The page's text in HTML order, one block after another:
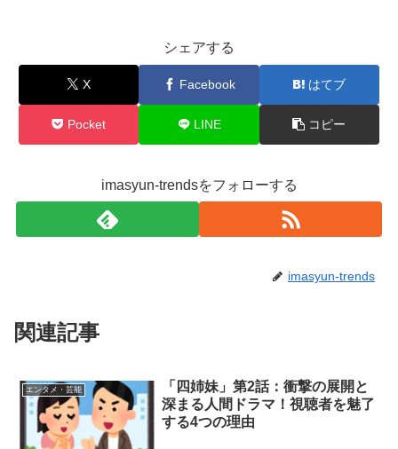
シェアする
X Facebook はてブ
Pocket LINE コピー
imasyun-trendsをフォローする
imasyun-trends
関連記事
エンタメ・芸能
「四姉妹」第2話：衝撃の展開と
深まる人間ドラマ！視聴者を魅了
する4つの理由